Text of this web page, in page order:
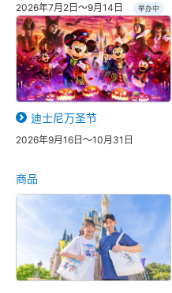
2026年7月2日～9月14日 举办中
迪士尼万圣节
2026年9月16日～10月31日
商品